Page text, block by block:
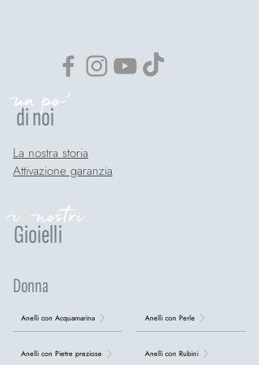
di noi
un po'
La nostra storia
Attivazione garanzia
i nostri
Gioielli
Donna
Anelli con Acquamarina
Anelli con Pietre preziose
Anelli con Perle
Anelli con Rubini